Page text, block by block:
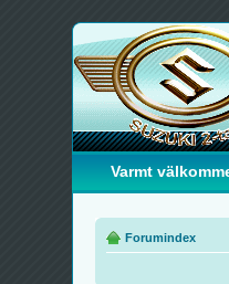
Varmt
Forumindex